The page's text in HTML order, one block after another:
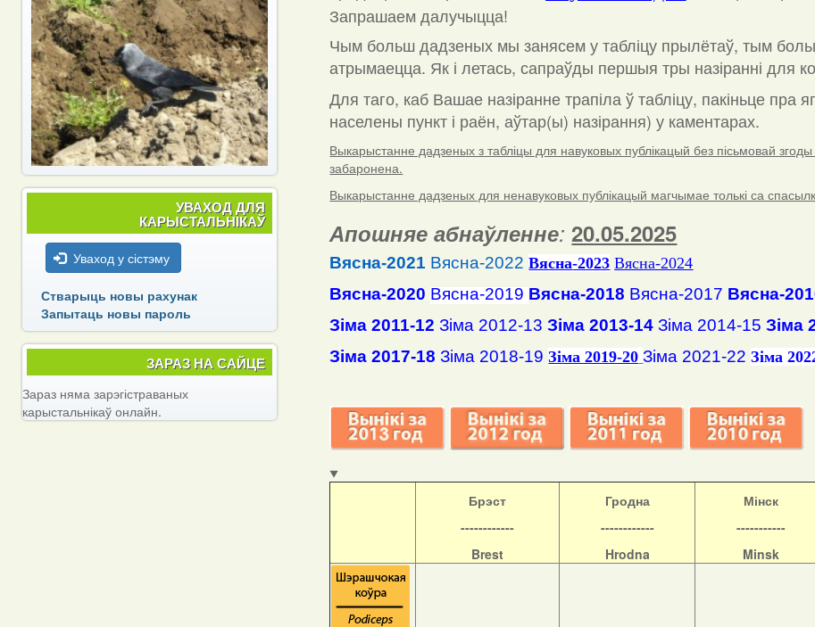
Запрашаем далучыцца!
Чым больш дадзеных мы занясем у табліцу прылётаў, тым
атрымаецца. Як і летась, сапраўды першыя тры назіранні для
Для таго, каб Вашае назіранне трапіла ў табліцу, пакіньце
населены пункт і раён, аўтар(ы) назірання) у каментарах.
Выкарыстанне дадзеных з табліцы для навуковых публікацый без пісьмовай згоды
забаронена.
Выкарыстанне дадзеных для ненавуковых публікацый магчымае толькі са
Апошняе абнаўленне:20.05.2025
Вясна-2021 Вясна-2022 Вясна-2023 Вясна-2024
Вясна-2020 Вясна-2019 Вясна-2018 Вясна-2017 Вясна-
Зіма 2011-12 Зіма 2012-13 Зіма 2013-14 Зіма 2014-15 Зіма
Зіма 2017-18 Зіма 2018-19 Зіма 2019-20 Зіма 2021-22 Зіма
Брэст
------------
Brest
Гродна
------------
Hrodna
Мінск
-----------
Minsk
УВАХОД ДЛЯ
КАРЫСТАЛЬНІКАЎ
Уваход у сістэму
Стварыць новы рахунак
Запытаць новы пароль
ЗАРАЗ НА САЙЦЕ
Зараз няма зарэгістраваных
карыстальнікаў онлайн.